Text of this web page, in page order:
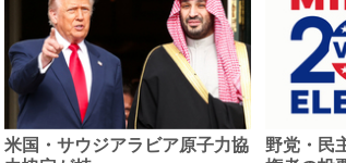
米国・サウジアラビア原子力協
野党・民